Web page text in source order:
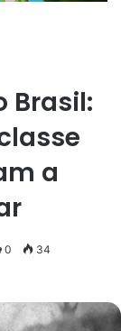
Brasil:
a
0 34